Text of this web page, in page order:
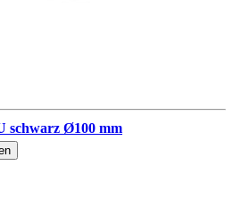
schwarz Ø100 mm